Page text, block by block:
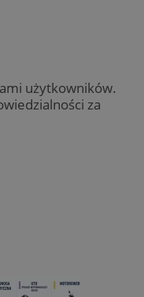
użytkowników.
za